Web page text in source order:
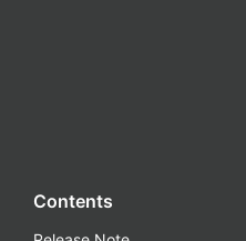
Contents